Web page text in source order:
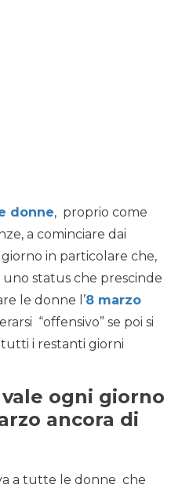
donne, proprio come
a cominciare dai
in particolare che,
status che prescinde
le donne l’8 marzo
“offensivo” se poi si
i restanti giorni
ogni giorno
ancora di
a tutte le donne che